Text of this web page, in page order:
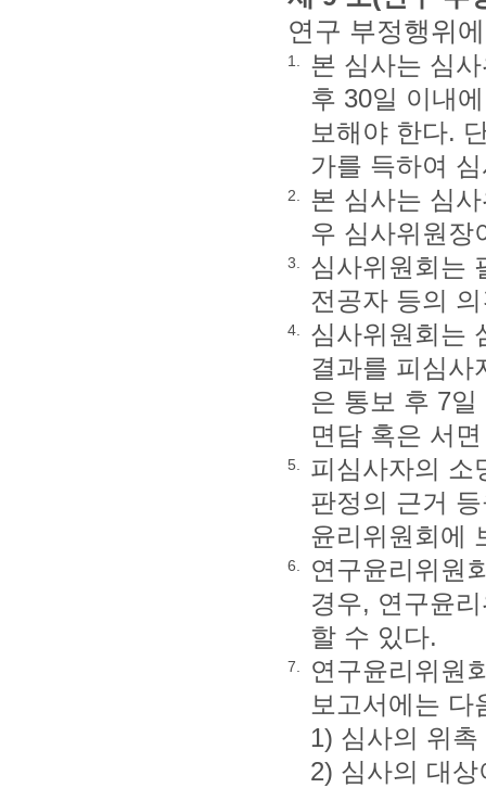
연구 부정행위
1.
본 심사는 심
후 30일 이내
보해야 한다.
가를 득하여
2.
본 심사는 심
우 심사위원장
3.
심사위원회는
전공자 등의
4.
심사위원회는
결과를 피심사
은 통보 후 7
면담 혹은 서
5.
피심사자의 소
판정의 근거
윤리위원회에
6.
연구윤리위원
경우, 연구윤
할 수 있다.
7.
연구윤리위원
보고서에는
1) 심사의 위촉
2) 심사의 대